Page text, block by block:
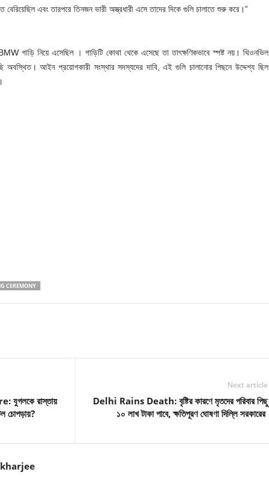
এবং তারপরে তিনজন ভারী অস্ত্রধারী এসে তাদের দিকে গুলি চালাতে শুরু করে।”
গাড়ি নিয়ে এসেছিল । গাড়িটি কোথা থেকে এসেছে তা তাৎক্ষণিকভাবে স্পষ্ট নয়। থিওনভিল
অবস্থিত। আইন প্রয়োগকারী সংস্থার সদস্যদের দাবি, এই গুলি চালানোর পিছনে উদ্দেশ্য ছিল
CEREMONY
রাস্তায়
চোপড়ায়?
Next article
Delhi Rains Death: বৃষ্টির কারণে মৃতদের পরিবার পিছু
১০ লাখ টাকা পাবে, ক্ষতিপূরণ ঘোষণা দিল্লি সরকারের